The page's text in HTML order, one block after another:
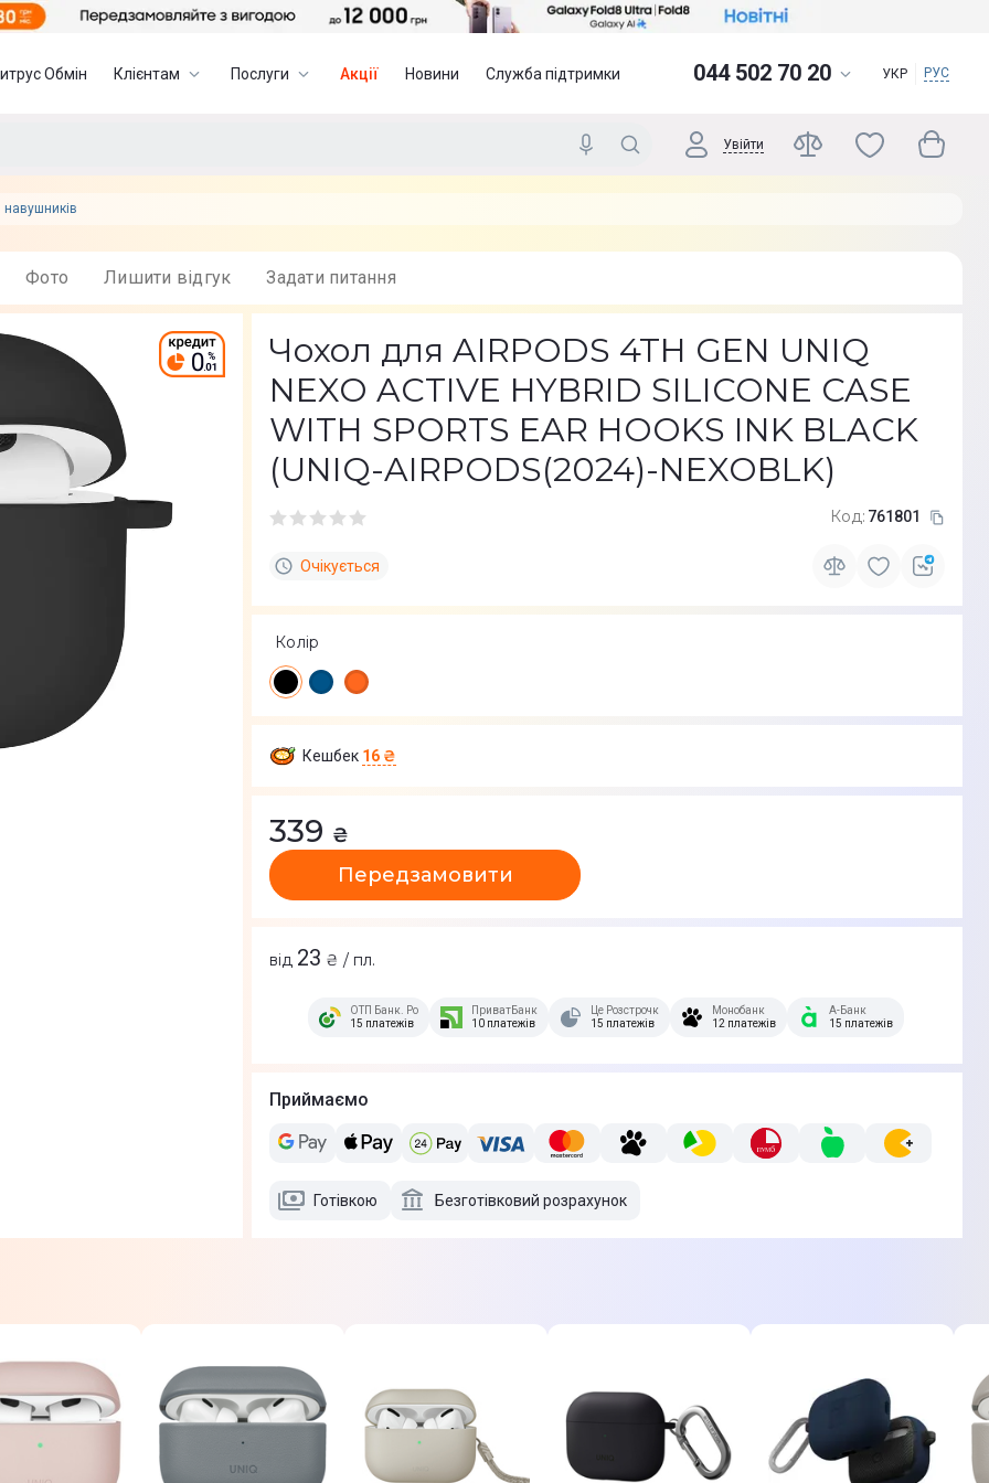
Обмін Клієнтам Послуги Акції Новини Служба підтримки 044 502 70 20 УКР РУС
Увійти
Фото Лишити вiдгук Задати питання
Чохол для AIRPODS 4TH GEN UNIQ
NEXO ACTIVE HYBRID SILICONE CASE
WITH SPORTS EAR HOOKS INK BLACK
(UNIQ-AIRPODS(2024)-NEXOBLK)
Код: 761801
Очікується
Колір
Кешбек 16 ₴
339 ₴
Передзамовити
від 23 ₴ / пл.
ОТП Банк. Розстрочка Скибочка.
15 платежів
ПриватБанк
10 платежів
Це Розстрочка
15 платежів
Монобанк
12 платежів
А-Банк
15 платежів
Приймаємо
Готівкою Безготівковий розрахунок